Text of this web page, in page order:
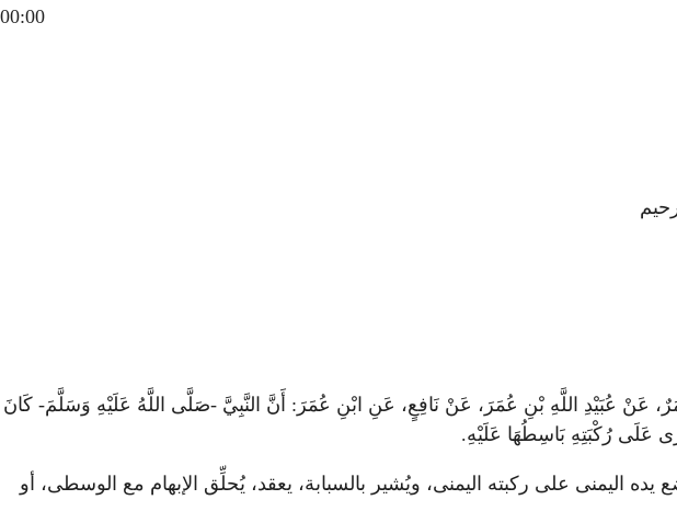
00:00
عَنْ عُبَيْدِ اللَّهِ بْنِ عُمَرَ، عَنْ نَافِعٍ، عَنِ ابْنِ عُمَرَ: أَنَّ النَّبِيَّ -صَلَّى اللَّهُ عَلَيْهِ وَسَلَّمَ- كَانَ
عَلَى رُكْبَتِهِ بَاسِطُهَا عَلَيْهِ.
على ركبته اليمنى، ويُشير بالسبابة، يعقد، يُحلِّق الإبهام مع الوسطى، أو